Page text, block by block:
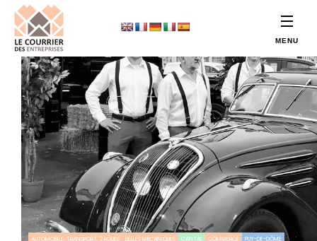
AUTOMOBILE, TRANSPORT, 2 ROUES BELLES MÉCANIQUES CANTAL COMMERCE PUY-DE-DÔME